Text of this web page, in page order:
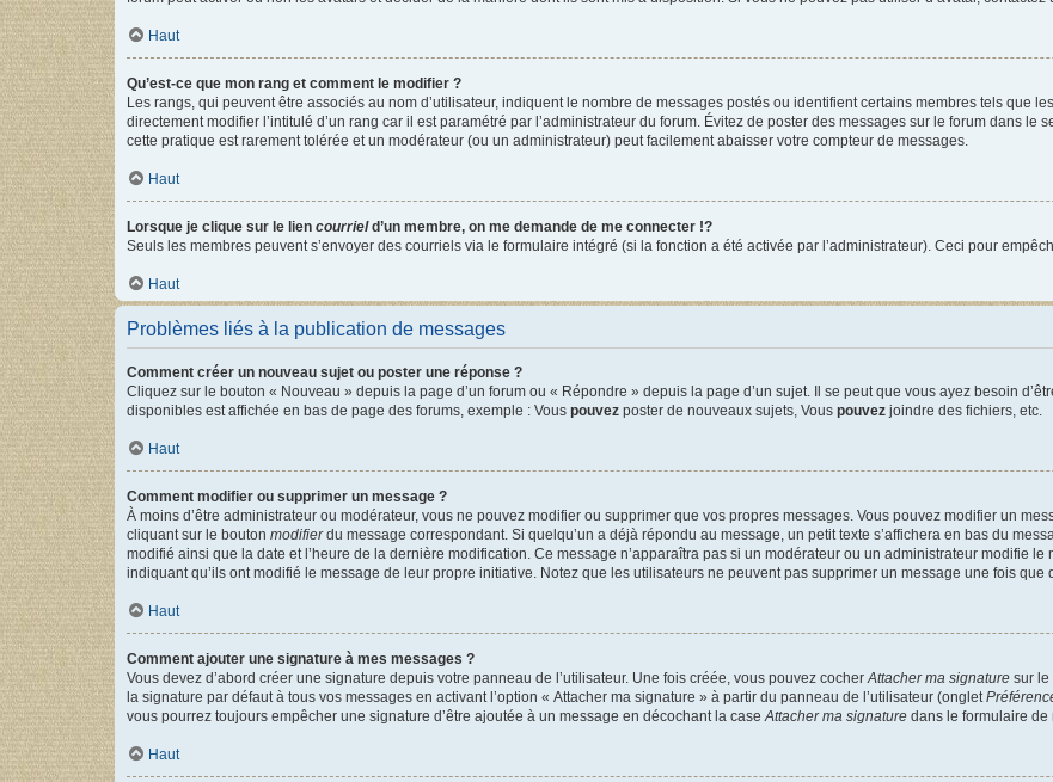
Haut
Qu’est-ce que mon rang et comment le modifier ?
Les rangs, qui peuvent être associés au nom d’utilisateur, indiquent le nombre de messages postés ou identifient certains membres tels que
directement modifier l’intitulé d’un rang car il est paramétré par l’administrateur du forum. Évitez de poster des messages sur le forum dans
cette pratique est rarement tolérée et un modérateur (ou un administrateur) peut facilement abaisser votre compteur de messages.
Haut
Lorsque je clique sur le lien courrield’un membre, on me demande de me connecter !?
Seuls les membres peuvent s’envoyer des courriels via le formulaire intégré (si la fonction a été activée par l’administrateur). Ceci pour
Haut
Problèmes liés à la publication de messages
Comment créer un nouveau sujet ou poster une réponse ?
Cliquez sur le bouton « Nouveau » depuis la page d’un forum ou « Répondre » depuis la page d’un sujet. Il se peut que vous ayez besoin
disponibles est affichée en bas de page des forums, exemple : Vous pouvez poster de nouveaux sujets, Vous pouvez joindre des fichiers, etc.
Haut
Comment modifier ou supprimer un message ?
À moins d’être administrateur ou modérateur, vous ne pouvez modifier ou supprimer que vos propres messages. Vous pouvez modifier un
cliquant sur le bouton modifierdu message correspondant. Si quelqu’un a déjà répondu au message, un petit texte s’affichera en bas du
modifié ainsi que la date et l’heure de la dernière modification. Ce message n’apparaîtra pas si un modérateur ou un administrateur modifie
indiquant qu’ils ont modifié le message de leur propre initiative. Notez que les utilisateurs ne peuvent pas supprimer un message une fois que
Haut
Comment ajouter une signature à mes messages ?
Vous devez d’abord créer une signature depuis votre panneau de l’utilisateur. Une fois créée, vous pouvez cocherAttacher ma signature sur le
la signature par défaut à tous vos messages en activant l’option « Attacher ma signature » à partir du panneau de l’utilisateur (onglet
vous pourrez toujours empêcher une signature d’être ajoutée à un message en décochant la caseAttacher ma signature dans le formulaire
Haut